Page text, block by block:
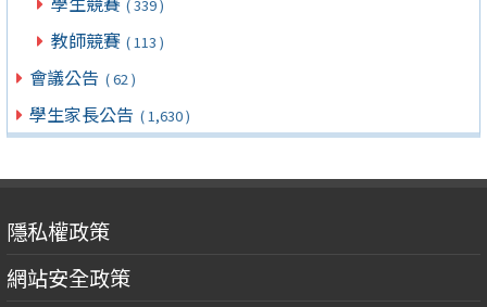
( 339 )
教師競賽 ( 113 )
會議公告 ( 62 )
學生家長公告 ( 1,630 )
隱私權政策
網站安全政策